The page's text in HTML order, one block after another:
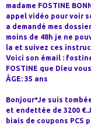
madame FOSTINE
appel vidéo pour voir
a demandé mes
moins de 48h je ne
la et suivez ces
Voici son émail :
FOSTINE que Dieu
ÂGE: 35 ans
Bonjour*Je suis
et endettée de 3200
biais de coupons PCS